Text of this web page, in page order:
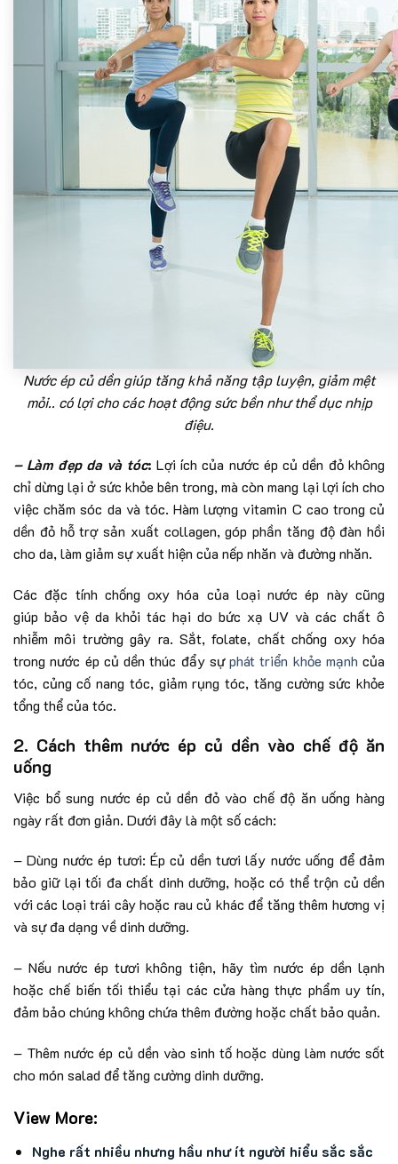
Nước ép củ dền giúp tăng khả năng tập luyện, giảm mệt
mỏi.. có lợi cho các hoạt động sức bền như thể dục nhịp
điệu.
– Làm đẹp da và tóc: Lợi ích của nước ép củ dền đỏ không
chỉ dừng lại ở sức khỏe bên trong, mà còn mang lại lợi ích cho
việc chăm sóc da và tóc. Hàm lượng vitamin C cao trong củ
dền đỏ hỗ trợ sản xuất collagen, góp phần tăng độ đàn hồi
cho da, làm giảm sự xuất hiện của nếp nhăn và đường nhăn.
Các đặc tính chống oxy hóa của loại nước ép này cũng
giúp bảo vệ da khỏi tác hại do bức xạ UV và các chất ô
nhiễm môi trường gây ra. Sắt, folate, chất chống oxy hóa
trong nước ép củ dền thúc đẩy sựphát triển khỏe mạnh của
tóc, củng cố nang tóc, giảm rụng tóc, tăng cường sức khỏe
tổng thể của tóc.
2. Cách thêm nước ép củ dền vào chế độ ăn
uống
Việc bổ sung nước ép củ dền đỏ vào chế độ ăn uống hàng
ngày rất đơn giản. Dưới đây là một số cách:
– Dùng nước ép tươi: Ép củ dền tươi lấy nước uống để đảm
bảo giữ lại tối đa chất dinh dưỡng, hoặc có thể trộn củ dền
với các loại trái cây hoặc rau củ khác để tăng thêm hương vị
và sự đa dạng về dinh dưỡng.
– Nếu nước ép tươi không tiện, hãy tìm nước ép dền lạnh
hoặc chế biến tối thiểu tại các cửa hàng thực phẩm uy tín,
đảm bảo chúng không chứa thêm đường hoặc chất bảo quản.
– Thêm nước ép củ dền vào sinh tố hoặc dùng làm nước sốt
cho món salad để tăng cường dinh dưỡng.
View More:
Nghe rất nhiều nhưng hầu như ít người hiểu sắc sắc